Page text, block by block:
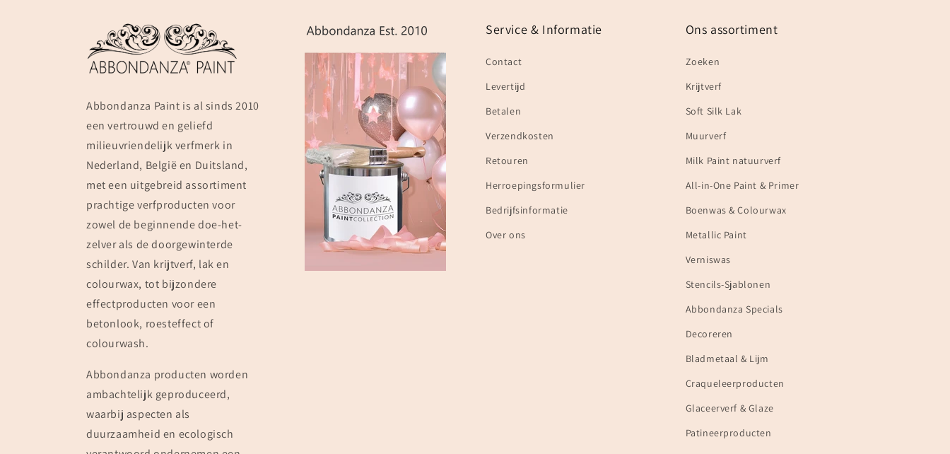
Abbondanza Paint is al sinds 2010
een vertrouwd en geliefd
milieuvriendelijk verfmerk in
Nederland, België en Duitsland,
met een uitgebreid assortiment
prachtige verfproducten voor
zowel de beginnende doe-het-
zelver als de doorgewinterde
schilder. Van krijtverf, lak en
colourwax, tot bijzondere
effectproducten voor een
betonlook, roesteffect of
colourwash.
Abbondanza producten worden
ambachtelijk geproduceerd,
waarbij aspecten als
duurzaamheid en ecologisch
Service & Informatie
Contact
Levertijd
Betalen
Verzendkosten
Retouren
Herroepingsformulier
Bedrijfsinformatie
Over ons
Ons assortiment
Zoeken
Krijtverf
Soft Silk Lak
Muurverf
Milk Paint natuurverf
All-in-One Paint & Primer
Boenwas & Colourwax
Metallic Paint
Verniswas
Stencils-Sjablonen
Abbondanza Specials
Decoreren
Bladmetaal & Lijm
Craqueleerproducten
Glaceerverf & Glaze
Patineerproducten